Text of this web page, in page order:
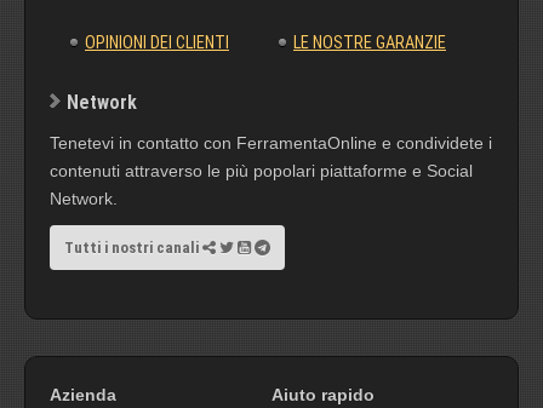
OPINIONI DEI CLIENTI LE NOSTRE GARANZIE
Network
Tenetevi in contatto con FerramentaOnline e condividete i
contenuti attraverso le più popolari piattaforme e Social
Network.
Tutti i nostri canali
Azienda Aiuto rapido